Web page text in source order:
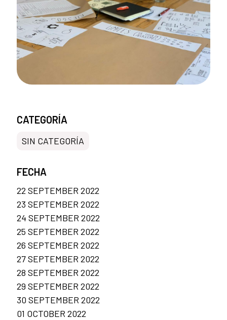
CATEGORÍA
SIN CATEGORÍA
FECHA
22 SEPTEMBER 2022
23 SEPTEMBER 2022
24 SEPTEMBER 2022
25 SEPTEMBER 2022
26 SEPTEMBER 2022
27 SEPTEMBER 2022
28 SEPTEMBER 2022
29 SEPTEMBER 2022
30 SEPTEMBER 2022
01 OCTOBER 2022